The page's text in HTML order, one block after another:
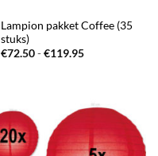
Lampion pakket Coffee (35
stuks)
€72.50-€119.95Prijsklasse: